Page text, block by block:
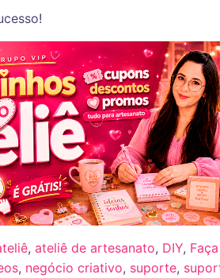
, ateliê de artesanato, DIY,
, negócio criativo, suporte,